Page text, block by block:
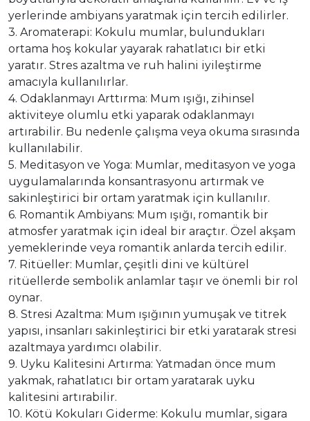
yerlerinde ambiyans yaratmak için tercih edilirler.
3. Aromaterapi: Kokulu mumlar, bulundukları
ortama hoş kokular yayarak rahatlatıcı bir etki
yaratır. Stres azaltma ve ruh halini iyileştirme
amacıyla kullanılırlar.
4. Odaklanmayı Arttırma: Mum ışığı, zihinsel
aktiviteye olumlu etki yaparak odaklanmayı
artırabilir. Bu nedenle çalışma veya okuma sırasında
kullanılabilir.
5. Meditasyon ve Yoga: Mumlar, meditasyon ve yoga
uygulamalarında konsantrasyonu artırmak ve
sakinleştirici bir ortam yaratmak için kullanılır.
6. Romantik Ambiyans: Mum ışığı, romantik bir
atmosfer yaratmak için ideal bir araçtır. Özel akşam
yemeklerinde veya romantik anlarda tercih edilir.
7. Ritüeller: Mumlar, çeşitli dini ve kültürel
ritüellerde sembolik anlamlar taşır ve önemli bir rol
oynar.
8. Stresi Azaltma: Mum ışığının yumuşak ve titrek
yapısı, insanları sakinleştirici bir etki yaratarak stresi
azaltmaya yardımcı olabilir.
9. Uyku Kalitesini Artırma: Yatmadan önce mum
yakmak, rahatlatıcı bir ortam yaratarak uyku
kalitesini artırabilir.
10. Kötü Kokuları Giderme: Kokulu mumlar, sigara